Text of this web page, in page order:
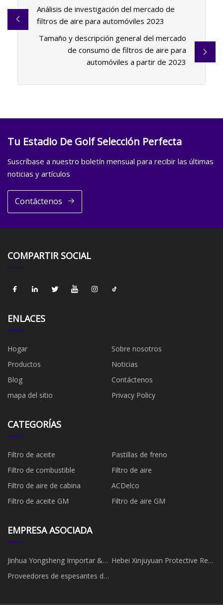
Análisis de investigación del mercado de
filtros de aire para automóviles 2023
Tamaño y descripción general del mercado
de consumo de filtros de aire para
automóviles a partir de 2023
Tu Estadio De Golf Selección Perfecta
Suscríbase a nuestro boletín mensual para recibir las últimas
noticias y artículos
Contáctenos
COMPARTIR SOCIAL
ENLACES
Hogar
Sobre nosotros
Productos
Noticias
Blog
Contáctenos
mapa del sitio
Privacy Policy
CATEGORÍAS
Filtro de aceite
Pastillas de freno
Filtro de combustible
​Filtro de aire
Filtro de aire de cabina
ACDelco
Filtro de aceite GM
Filtro de aire GM
EMPRESA ASOCIADA
Jinhua Yongsheng Importar &
Exportar Co., Limitado
Hebei Xinjuyuan Protective Red
Proveedores de espesantes de